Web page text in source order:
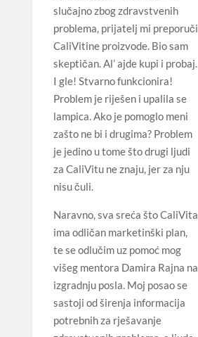
slučajno zbog zdravstvenih
problema, prijatelj mi preporuči
CaliVitine proizvode. Bio sam
skeptičan. Al’ ajde kupi i probaj.
I gle! Stvarno funkcionira!
Problem je riješen i upalila se
lampica. Ako je pomoglo meni
zašto ne bi i drugima? Problem
je jedino u tome što drugi ljudi
za CaliVitu ne znaju, jer za nju
nisu čuli.
Naravno, sva sreća što CaliVita
ima odličan marketinški plan,
te se odlučim uz pomoć mog
višeg mentora Damira Rajna na
izgradnju posla. Moj posao se
sastoji od širenja informacija
potrebnih za rješavanje